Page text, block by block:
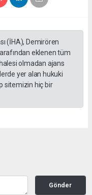
(İHA), Demirören
eklenen tüm
olmadan ajans
yer alan hukuki
sitemizin hiç bir
Gönder